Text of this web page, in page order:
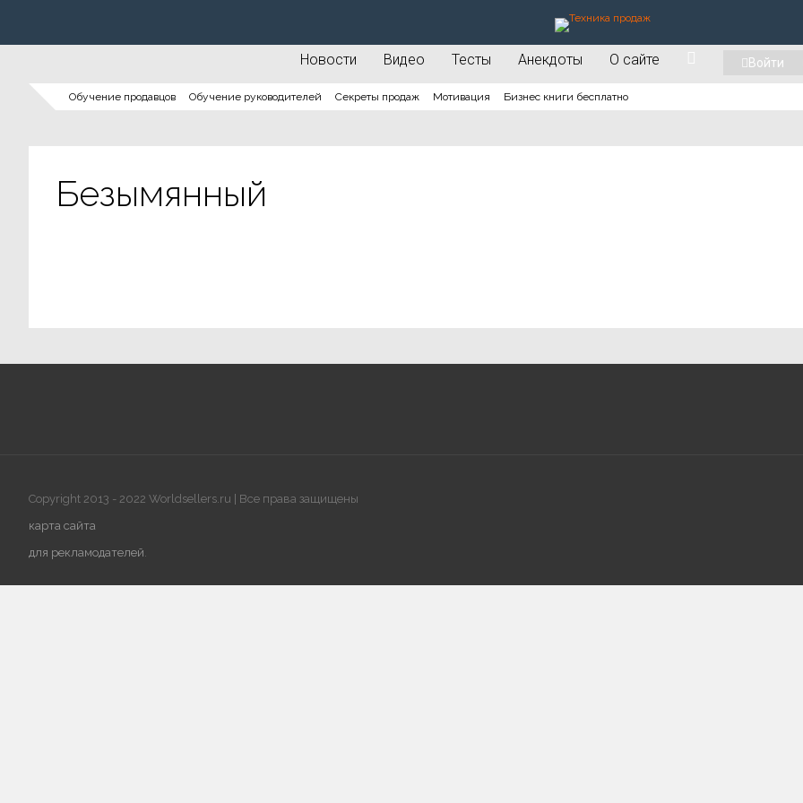
Новости Видео Тесты Анекдоты О сайте Войти
Обучение продавцов Обучение руководителей Секреты продаж Мотивация Бизнес книги бесплатно
Безымянный
Copyright 2013 - 2022 Worldsellers.ru | Все права защищены
карта сайта
для рекламодателей